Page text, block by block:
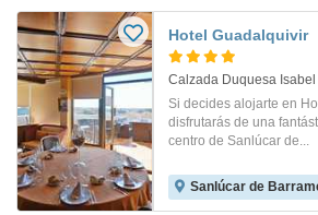
Hotel Guadalquivir
Si decides alojarte en
disfrutarás de una
centro de Sanlúcar de...
Sanlúcar de